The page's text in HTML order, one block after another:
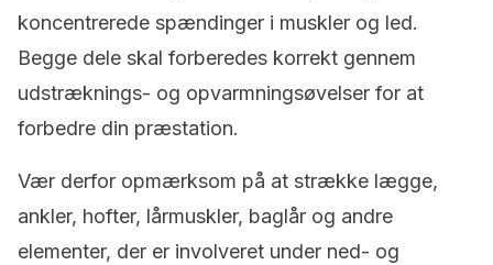
koncentrerede spændinger i muskler og led.
Begge dele skal forberedes korrekt gennem
udstræknings- og opvarmningsøvelser for at
forbedre din præstation.
Vær derfor opmærksom på at strække lægge,
ankler, hofter, lårmuskler, baglår og andre
elementer, der er involveret under ned- og